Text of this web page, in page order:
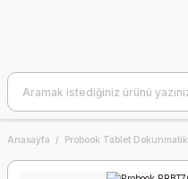
Anasayfa Probook Tablet Dokunmatik